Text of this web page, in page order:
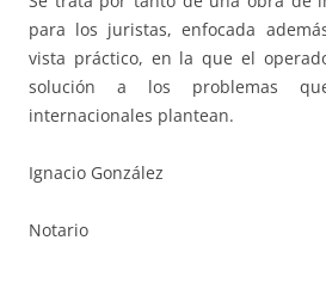
para los juristas, enfocada
vista práctico, en la que el
solución a los problemas
internacionales plantean.
Ignacio González
Notario